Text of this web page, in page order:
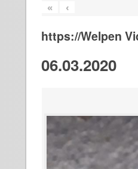
« ‹
https://Welpen
06.03.2020